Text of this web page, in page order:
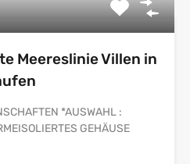
Meereslinie Villen in
*AUSWAHL :
GEHÄUSE